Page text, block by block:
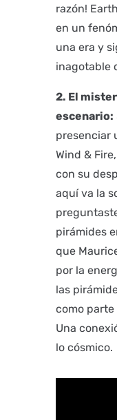
razón!
en un
una era y
inagotable
2. El
escenario:
presenciar
Wind &
con su
aquí va la
pirámides
que
por la
las
como
Una
lo cósmico.